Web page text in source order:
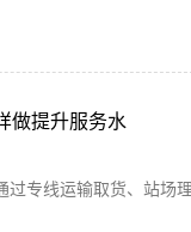
做提升服务水
专线运输取货、站